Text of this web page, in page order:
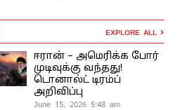
EXPLORE ALL
ஈரான் – அமெரிக்க போர்
முடிவுக்கு வந்தது!
டொனால்ட் டிரம்ப்
அறிவிப்பு
June 15, 2026 5:48 am